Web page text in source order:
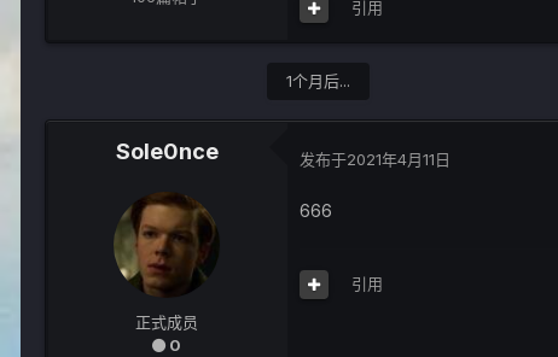
引用
1个月后...
Sole0nce
正式成员
0
发布于2021年4月11日
666
引用